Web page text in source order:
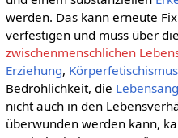
werden. Das kann erneute
verfestigen und muss über die
zwischenmenschlichen
Erziehung, Körperfetischismus
Bedrohlichkeit, die
nicht auch in den
überwunden werden kann,